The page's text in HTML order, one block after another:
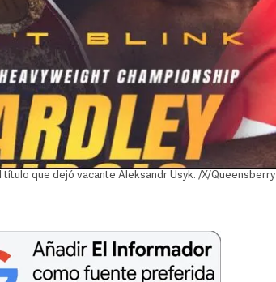
que dejó vacante Aleksandr Usyk. /X/Queensberry